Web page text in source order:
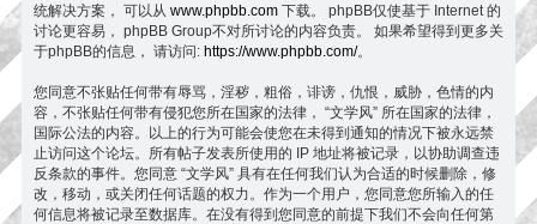
统解决方案， 可以从 www.phpbb.com 下载。 phpBB仅使基于 Internet 的
讨论更容易， phpBB Group不对所讨论的内容负责。 如果希望得到更多关
于phpBB的信息， 请访问: https://www.phpbb.com/。
您同意不张贴任何带有辱骂，淫秽，粗俗，诽谤，仇恨，威胁，色情的内
容，不张贴任何带有侵犯您所在国家的法律， “文学风” 所在国家的法律，
国际公法的内容。以上的行为可能会使您在未得到通知的情况下被永远禁
止访问这个论坛。所有帖子发表所使用的 IP 地址将被记录，以协助调查违
反条款的事件。您同意 “文学风” 具有在任何我们认为合适的时候删除，修
改，移动，或关闭任何话题的权力。作为一个用户，您同意您所输入的任
何信息将被记录至数据库。在没有得到您同意的前提下我们不会向任何第